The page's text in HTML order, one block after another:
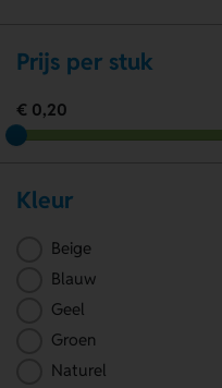
Prijs per stuk
€ 0,20
Kleur
Beige
Blauw
Geel
Groen
Naturel